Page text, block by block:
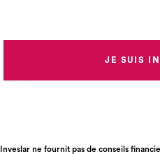
JE SUIS
Inveslar ne fournit pas de conseils